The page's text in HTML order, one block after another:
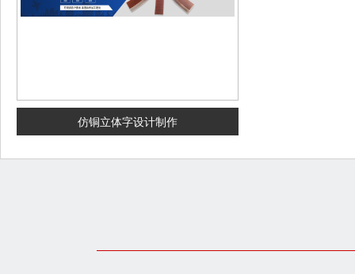
仿铜立体字设计制作